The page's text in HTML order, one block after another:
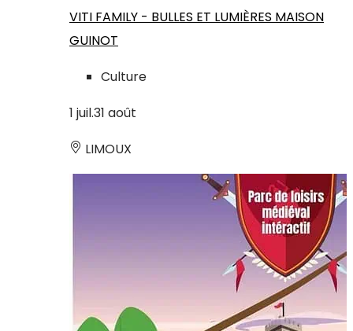
VITI FAMILY - BULLES ET LUMIÈRES MAISON
GUINOT
Culture
1 juil.31 août
LIMOUX